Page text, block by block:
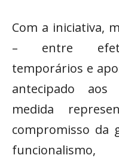
Com a iniciativa,
– entre
temporários e
antecipado
medida
compromisso da